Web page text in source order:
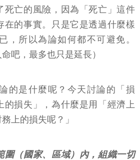
死亡的風險，因為「死亡」這件
在的事實。只是它是透過什麼樣
，所以為論如何都不可避免。
吧，最多也只是延長）
的是什麼呢？今天討論的「損
的損失」，為什麼是用「經濟上
上的損失呢？」
圍（國家、區域）內，組織一切